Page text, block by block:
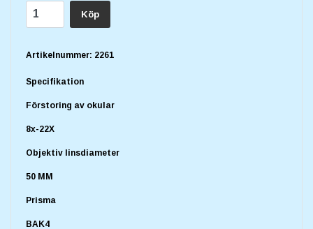
Köp
Artikelnummer: 2261
Specifikation
Förstoring av okular
8x-22X
Objektiv linsdiameter
50 MM
Prisma
BAK4